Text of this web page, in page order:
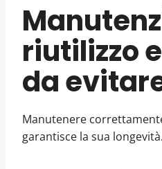
riutilizzo
da
Manutenere
garantisce la sua longevità.